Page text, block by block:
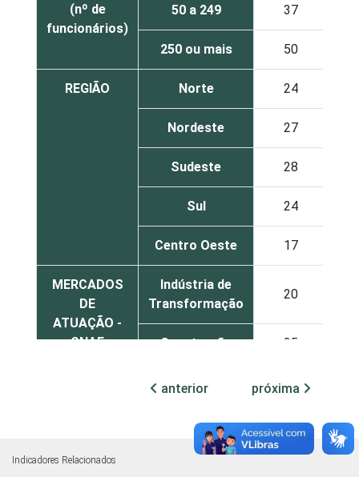
(nº de
funcionários)
50 a 249 37
250 ou mais 50
REGIÃO Norte 24
Nordeste 27
Sudeste 28
Sul 24
Centro Oeste 17
MERCADOS
DE
ATUAÇÃO -
CNAE
Indústria de
Transformação
20
Construção 25
Comércio;
veículos
automotores,
objetos
26
anterior próxima
Indicadores Relacionados